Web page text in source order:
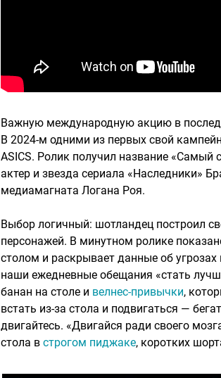
Важную международную акцию в
В 2024-м одними из первых свой
ASICS. Ролик получил название
актер и звезда сериала «Наследники»
медиамагната Логана Роя.
Выбор логичный: шотландец построил
персонажей. В минутном ролике
столом и раскрывает данные об
наши ежедневные обещания «стать
банан на столе и велнес-привычки,
встать из-за стола и подвигаться —
двигайтесь. «Двигайся ради своего
стола в строгом пиджаке, коротких